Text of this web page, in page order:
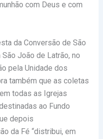
com Deus e com
da Conversão de São
João de Latrão, no
pela Unidade dos
também que as coletas
todas as Igrejas
ao Fundo
depois
da Fé “distribui, em